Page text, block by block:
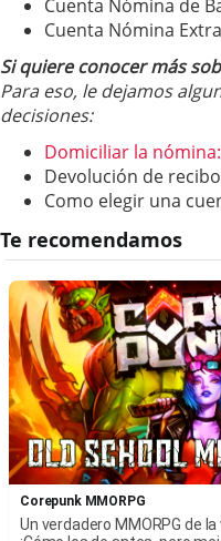
Cuenta Nómina de
Cuenta Nómina
Si quiere conocer más
Para eso, le dejamos
decisiones:
Domiciliar la
Devolución de
Como elegir una
Corepunk MMORPG
Un verdadero MMORPG de